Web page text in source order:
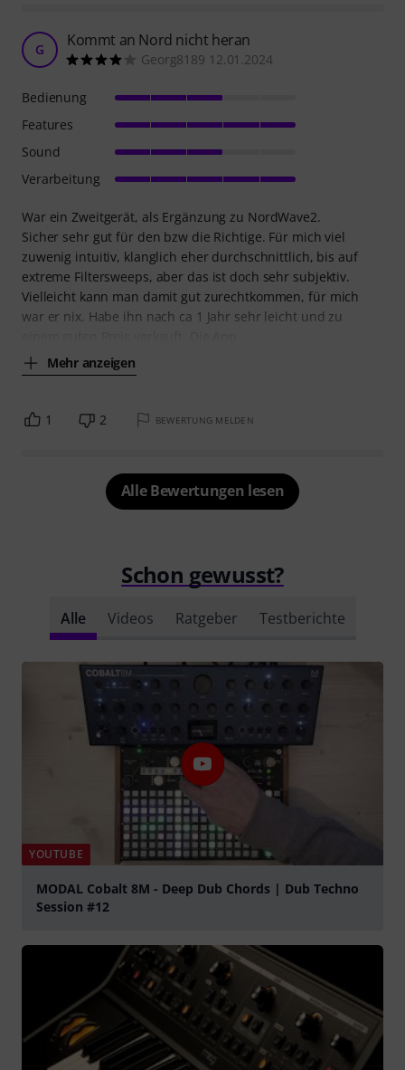
G Kommt an Nord nicht heran
Georg8189 12.01.2024
War ein Zweitgerät, als Ergänzung zu NordWave2.
Sicher sehr gut für den bzw die Richtige. Für mich viel
zuwenig intuitiv, klanglich eher durchschnittlich, bis auf
extreme Filtersweeps, aber das ist doch sehr subjektiv.
Vielleicht kann man damit gut zurechtkommen, für mich
war er nix. Habe ihn nach ca 1 Jahr sehr leicht und zu
Mehr anzeigen
Bedienung
Features
Sound
Verarbeitung
1 2 BEWERTUNG MELDEN
Alle Bewertungen lesen
Schon gewusst?
Alle Videos Ratgeber Testberichte
YOUTUBE
MODAL Cobalt 8M - Deep Dub Chords | Dub Techno
Session #12